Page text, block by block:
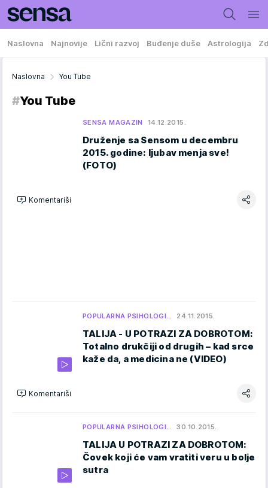
Naslovna Najnovije Lični razvoj Buđenje duše Astrologija
Naslovna You Tube
#You Tube
SENSA MAGAZIN 14.12.2015.
Druženje sa Sensom u decembru
2015. godine: ljubav menja sve!
(FOTO)
Komentariši
POPULARNA PSIHOLOGI… 24.11.2015.
TALIJA - U POTRAZI ZA DOBROTOM:
Totalno drukčiji od drugih – kad srce
kaže da, a medicina ne (VIDEO)
Komentariši
POPULARNA PSIHOLOGI… 30.10.2015.
TALIJA U POTRAZI ZA DOBROTOM:
Čovek koji će vam vratiti veru u bolje
sutra